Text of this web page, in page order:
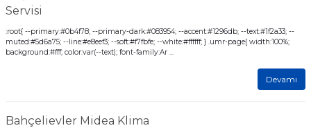
Servisi
:root{ --primary:#0b4f78; --primary-dark:#083954; --accent:#1296db; --text:#1f2a33; --
muted:#5d6a75; --line:#e8eef3; --soft:#f7fbfe; --white:#ffffff; } .umr-page{ width:100%;
background:#fff; color:var(--text); font-family:Ar ...
Devamı
Bahçelievler Midea Klima